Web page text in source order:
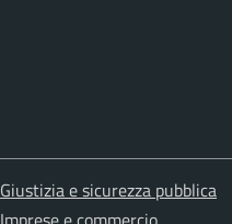
Giustizia e sicurezza pubblica